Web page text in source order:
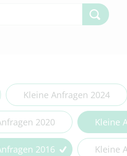
Kleine Anfragen 2024
2020 Kleine
2016 Kleine